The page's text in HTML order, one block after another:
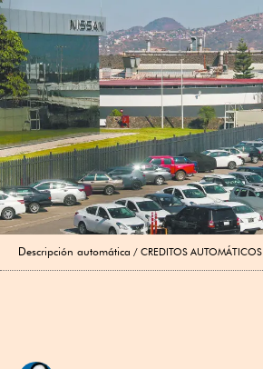
Descripción automática CREDITOS AUTOMÁTICOS